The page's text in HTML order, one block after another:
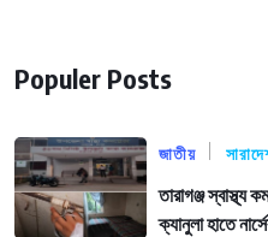
Populer Posts
জাতীয়
তারাগঞ্জ স্বাস্থ্য
ক্যানুলা হাতে